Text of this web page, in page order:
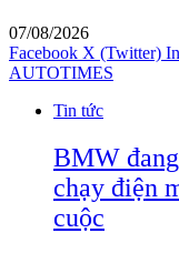
07/08/2026
Facebook X (Twitter)
AUTOTIMES
Tin tức
BMW
chạy điện
cuộc